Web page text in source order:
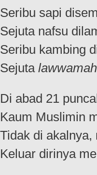
Seribu sapi
Sejuta nafsu
Seribu kambing
Sejuta lawwamah
Di abad 21
Kaum Muslimin
Tidak di akalnya,
Keluar dirinya